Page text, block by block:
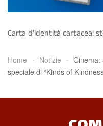
Carta d’identità cartacea:
Home Notizie
Cinema:
speciale di “Kinds of